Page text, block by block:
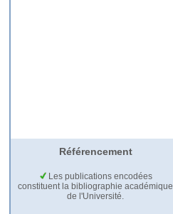
Référencement
Les publications encodées
constituent la bibliographie académique
de l'Université.